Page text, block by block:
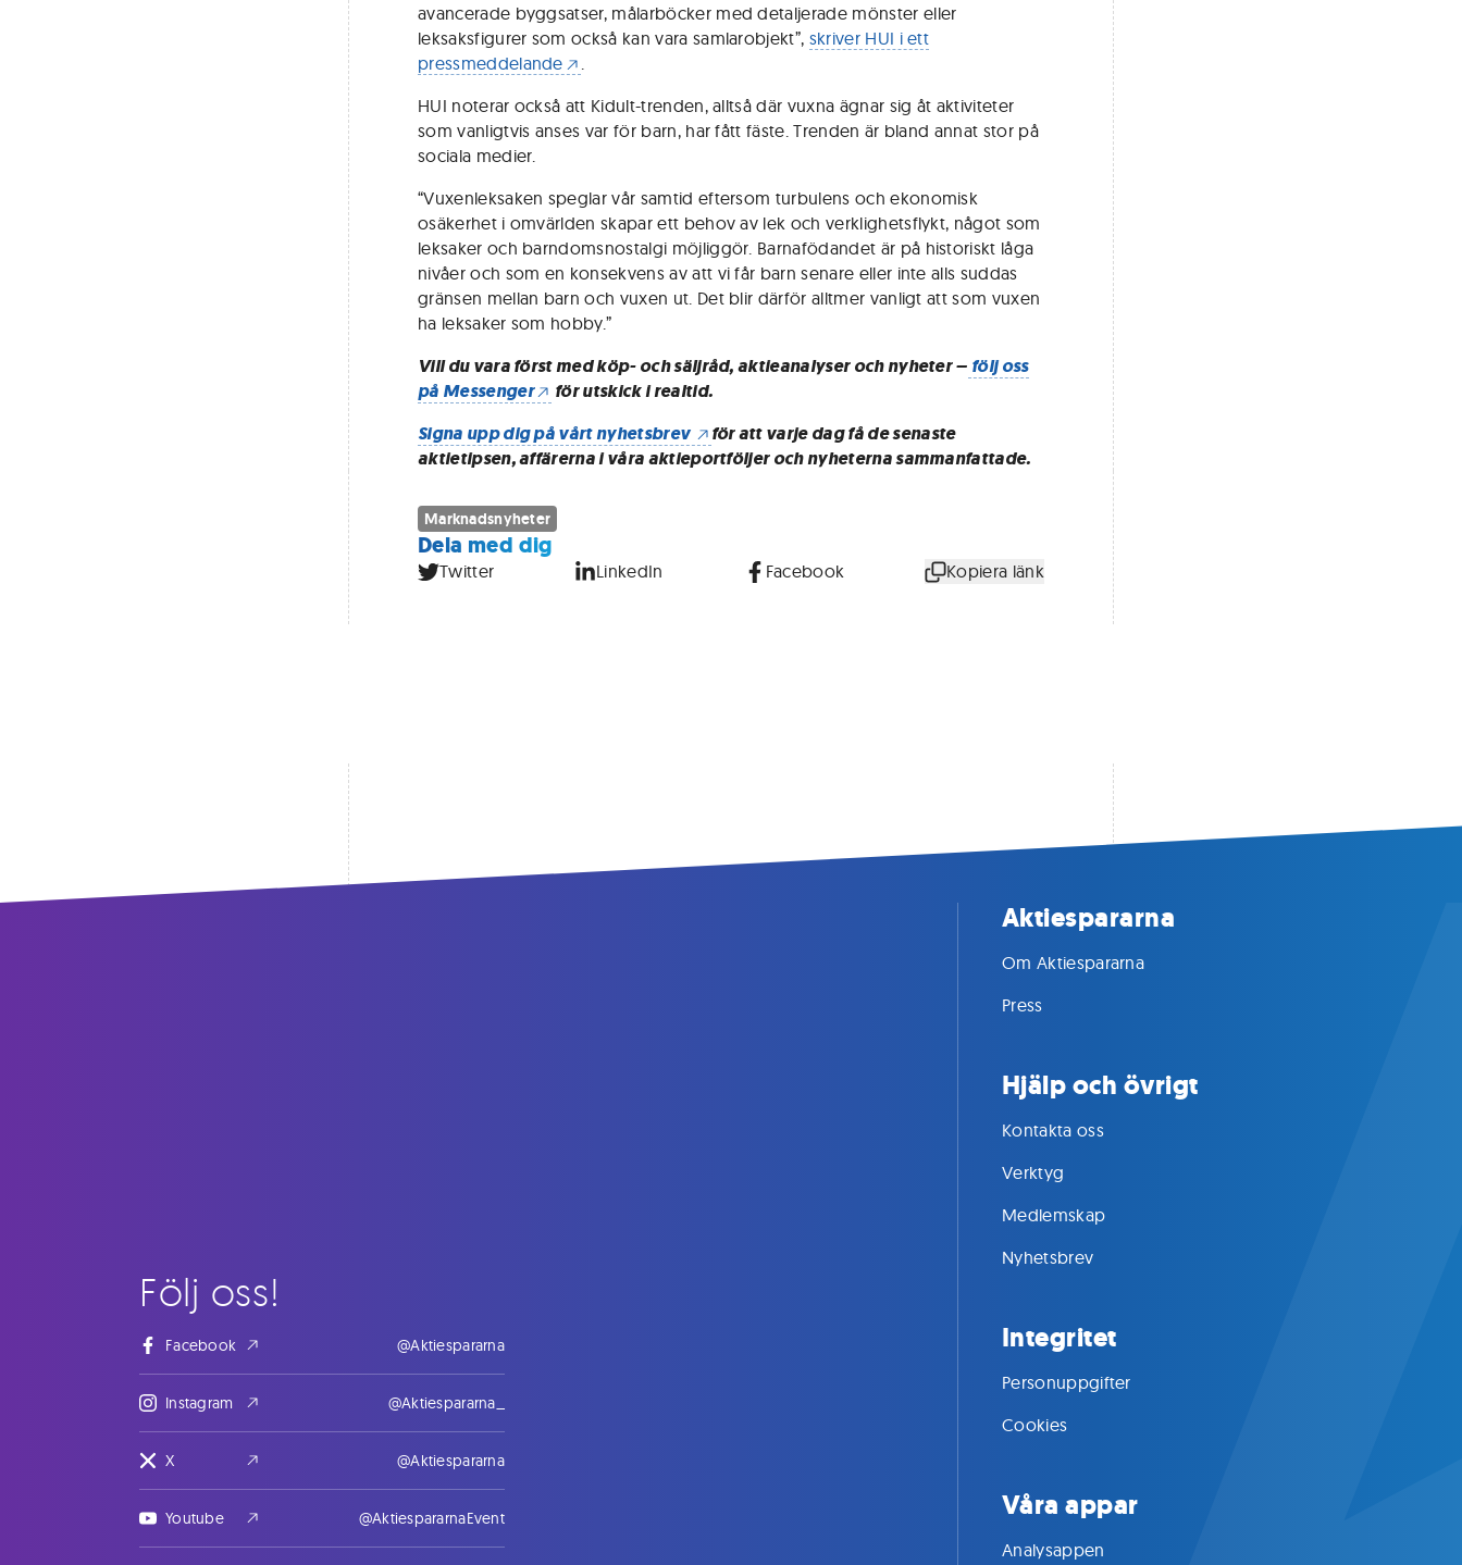
avancerade byggsatser, målarböcker med detaljerade mönster eller
leksaksfigurer som också kan vara samlarobjekt”, skriver HUI i ett
pressmeddelande
.
HUI noterar också att Kidult-trenden, alltså där vuxna ägnar sig åt aktiviteter
som vanligtvis anses var för barn, har fått fäste. Trenden är bland annat stor på
sociala medier.
“Vuxenleksaken speglar vår samtid eftersom turbulens och ekonomisk
osäkerhet i omvärlden skapar ett behov av lek och verklighetsflykt, något som
leksaker och barndomsnostalgi möjliggör. Barnafödandet är på historiskt låga
nivåer och som en konsekvens av att vi får barn senare eller inte alls suddas
gränsen mellan barn och vuxen ut. Det blir därför alltmer vanligt att som vuxen
ha leksaker som hobby.”
Vill du vara först med köp- och säljråd, aktieanalyser och nyheter – följ oss
på Messenger
för utskick i realtid.
Signa upp dig på vårt nyhetsbrev
för att varje dag få de senaste
aktietipsen, affärerna i våra aktieportföljer och nyheterna sammanfattade.
Marknadsnyheter
Dela med dig
Twitter LinkedIn Facebook Kopiera länk
Följ oss!
Facebook @Aktiespararna
Instagram @Aktiespararna_
X @Aktiespararna
Youtube @AktiespararnaEvent
Aktiespararna
Om Aktiespararna
Press
Hjälp och övrigt
Kontakta oss
Verktyg
Medlemskap
Nyhetsbrev
Integritet
Personuppgifter
Cookies
Våra appar
Analysappen